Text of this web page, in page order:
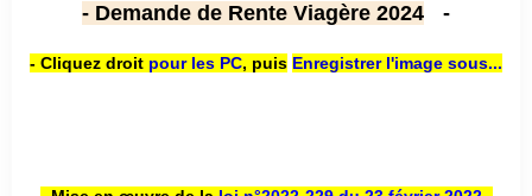
- Demande de Rente Viagère 2024 -
- Cliquez droit pour les PC, puis Enregistrer l'image sous...